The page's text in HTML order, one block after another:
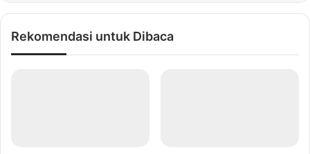
Rekomendasi untuk Dibaca